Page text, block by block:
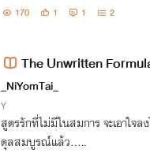
170 1 1 2
The Unwritten
มี
_NiYomTai_
Y
สูตรรักที่ไม่มีในสมการ จะเอาใจ
ดุลสมบูรณ์แล้ว.....